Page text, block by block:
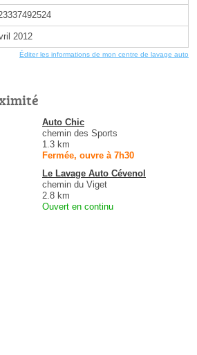
2012
Éditer les informations de mon centre de lavage auto
Auto Chic
chemin des Sports
1.3 km
Fermée, ouvre à 7h30
Le Lavage Auto Cévenol
chemin du Viget
2.8 km
Ouvert en continu